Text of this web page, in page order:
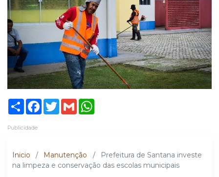
ShareFacebook
TwitterGmail
Publicidade
Inicio / Manutenção /
Prefeitura de Santana investe
na limpeza e conservação das escolas municipais